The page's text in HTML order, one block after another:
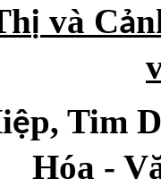
ị và Cả
ệp, Tim
Hóa -